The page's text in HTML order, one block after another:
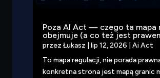
Poza AI Act — czego ta mapa
obejmuje (a co też jest
przez Łukasz lip 12, 2026
Ai Act
To mapa regulacji, nie porada
konkretna strona jest mapą granic